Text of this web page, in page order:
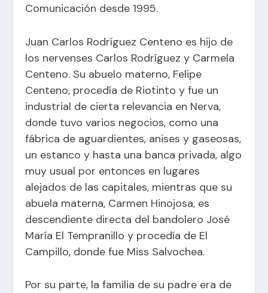
Comunicación desde 1995.
Juan Carlos Rodríguez Centeno es hijo de
los nervenses Carlos Rodríguez y Carmela
Centeno. Su abuelo materno, Felipe
Centeno, procedía de Riotinto y fue un
industrial de cierta relevancia en Nerva,
donde tuvo varios negocios, como una
fábrica de aguardientes, anises y gaseosas,
un estanco y hasta una banca privada, algo
muy usual por entonces en lugares
alejados de las capitales, mientras que su
abuela materna, Carmen Hinojosa, es
descendiente directa del bandolero José
María El Tempranillo y procedía de El
Campillo, donde fue Miss Salvochea.
Por su parte, la familia de su padre era de